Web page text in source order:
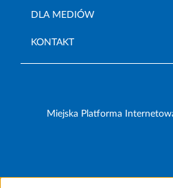
DLA MEDIÓW
KONTAKT
Miejska Platforma